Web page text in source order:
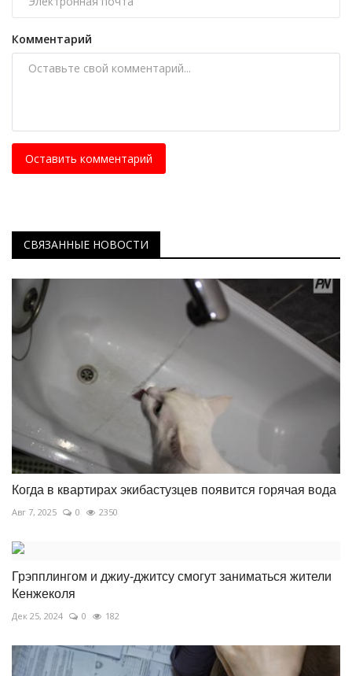
Комментарий
Оставить комментарий
СВЯЗАННЫЕ НОВОСТИ
Когда в квартирах экибастузцев появится горячая вода
Авг 7, 2025 0 2350
Грэпплингом и джиу-джитсу смогут заниматься жители
Кенжеколя
Дек 25, 2024 0 182